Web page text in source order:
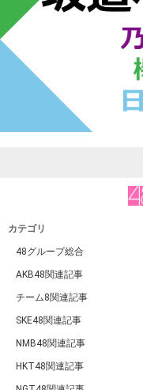
カテゴリ
48グループ総合
AKB48関連記事
チーム8関連記事
SKE48関連記事
NMB48関連記事
HKT48関連記事